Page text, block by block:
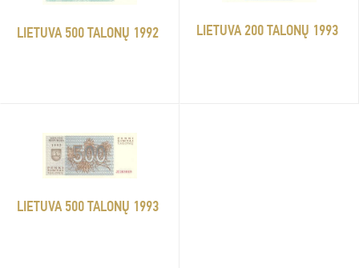
LIETUVA 500 TALONŲ 1992 LIETUVA 200 TALONŲ 1993
LIETUVA 500 TALONŲ 1993